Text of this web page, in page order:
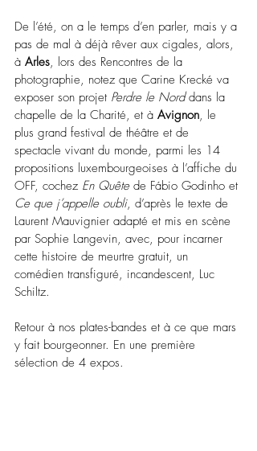
De l’été, on a le temps d’en parler, mais y a
pas de mal à déjà rêver aux cigales, alors,
à Arles, lors des Rencontres de la
photographie, notez que Carine Krecké va
exposer son projet Perdre le Nord dans la
chapelle de la Charité, et à Avignon, le
plus grand festival de théâtre et de
spectacle vivant du monde, parmi les 14
propositions luxembourgeoises à l’affiche du
OFF, cochez En Quête de Fábio Godinho et
Ce que j’appelle oubli, d’après le texte de
Laurent Mauvignier adapté et mis en scène
par Sophie Langevin, avec, pour incarner
cette histoire de meurtre gratuit, un
comédien transfiguré, incandescent, Luc
Schiltz.
Retour à nos plates-bandes et à ce que mars
y fait bourgeonner. En une première
sélection de 4 expos.